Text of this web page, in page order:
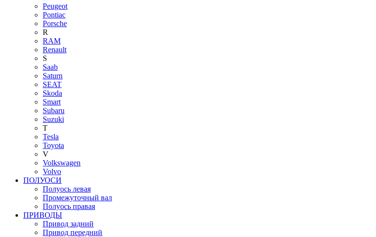
Peugeot
Pontiac
Porsche
R
RAM
Renault
S
Saab
Saturn
SEAT
Skoda
Smart
Subaru
Suzuki
T
Tesla
Toyota
V
Volkswagen
Volvo
ПОЛУОСИ
Полуось левая
Промежуточный вал
Полуось правая
ПРИВОДЫ
Привод задний
Привод передний